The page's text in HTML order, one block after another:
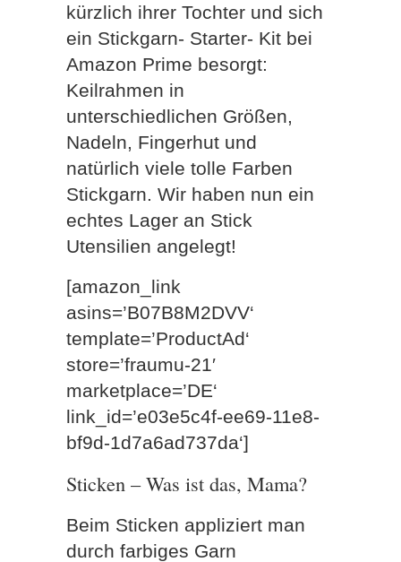
kürzlich ihrer Tochter und sich
ein Stickgarn- Starter- Kit bei
Amazon Prime besorgt:
Keilrahmen in
unterschiedlichen Größen,
Nadeln, Fingerhut und
natürlich viele tolle Farben
Stickgarn. Wir haben nun ein
echtes Lager an Stick
Utensilien angelegt!
[amazon_link
asins=’B07B8M2DVV‘
template=’ProductAd‘
store=’fraumu-21′
marketplace=’DE‘
link_id=’e03e5c4f-ee69-11e8-
bf9d-1d7a6ad737da‘]
Sticken – Was ist das, Mama?
Beim Sticken appliziert man
durch farbiges Garn